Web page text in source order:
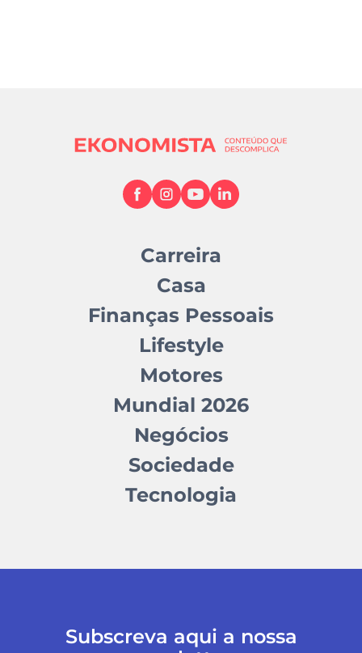
Carreira
Casa
Finanças Pessoais
Lifestyle
Motores
Mundial 2026
Negócios
Sociedade
Tecnologia
Subscreva aqui a nossa